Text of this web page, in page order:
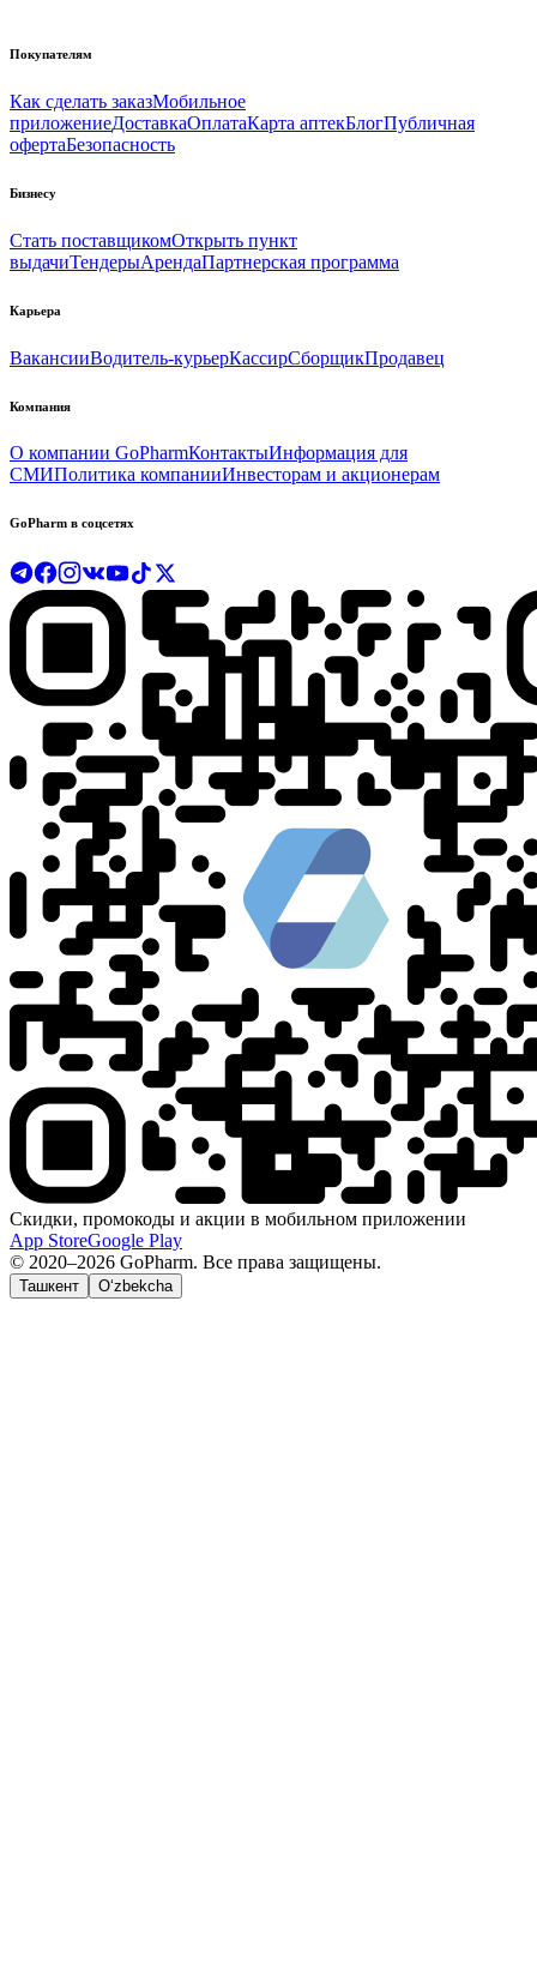
Покупателям
Как сделать заказМобильное
приложениеДоставкаОплатаКарта аптекБлогПубличная
офертаБезопасность
Бизнесу
Стать поставщикомОткрыть пункт
выдачиТендерыАрендаПартнерская программа
Карьера
ВакансииВодитель-курьерКассирСборщикПродавец
Компания
О компании GoPharmКонтактыИнформация для
СМИПолитика компанииИнвесторам и акционерам
GoPharm в соцсетях
Скидки, промокоды и акции в мобильном приложении
App StoreGoogle Play
© 2020–2026 GoPharm. Все права защищены.
Ташкент O‘zbekcha